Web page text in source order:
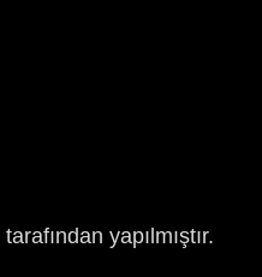
tarafından yapılmıştır.